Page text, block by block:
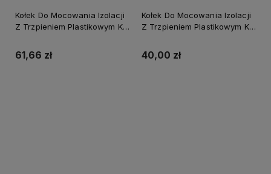
Kołek Do Mocowania Izolacji
Z Trzpieniem Plastikowym Ki-
61,66 zł
Kołek Do Mocowania Izolacji
Z Trzpieniem Plastikowym Ki-
40,00 zł